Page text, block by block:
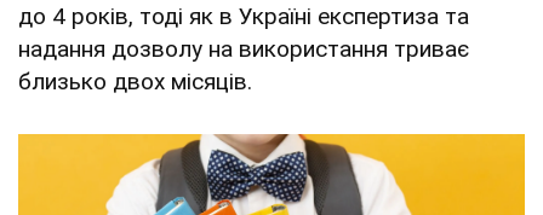
до 4 років, тоді як в Україні експертиза та
надання дозволу на використання триває
близько двох місяців.